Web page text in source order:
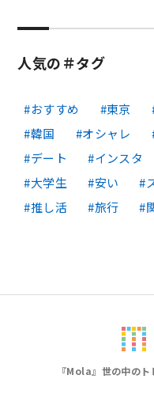
人気の＃タグ
おすすめ 東京
韓国
オシャレ
デート
インスタ
大学生
安い
推し活
旅行
『Mola』世の中の